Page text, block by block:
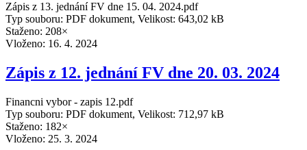
Zápis z 13. jednání FV dne 15. 04. 2024.pdf
Typ souboru: PDF dokument, Velikost: 643,02 kB
Staženo: 208×
Vloženo: 16. 4. 2024
Zápis z 12. jednání FV dne 20. 03. 2024
Financni vybor - zapis 12.pdf
Typ souboru: PDF dokument, Velikost: 712,97 kB
Staženo: 182×
Vloženo: 25. 3. 2024